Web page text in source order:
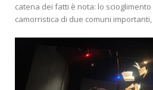
catena dei fatti è nota: lo
camorristica di due comuni importanti,